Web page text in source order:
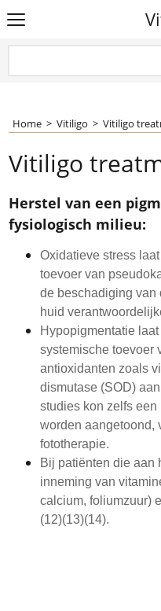
Home > Vitiligo > Vitiligo
Vitiligo
Herstel van een
fysiologisch milieu:
Oxidatieve stress
toevoer van
de beschadiging van
huid
Hypopigmentatie
systemische toevoer
antioxidanten zoals
dismutase (SOD)
studies kon zelfs
worden aangetoond,
fototherapie.
Bij patiënten die aan
inneming van
calcium, foliumzuur)
(12)(13)(14).